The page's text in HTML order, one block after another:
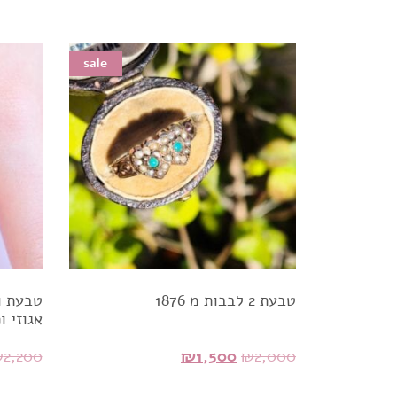
sale
sale
טבעת 2 לבבות מ 1876
₪2,000
המחיר₪1,500
המחיר
טבעת
אגוזי
2,200